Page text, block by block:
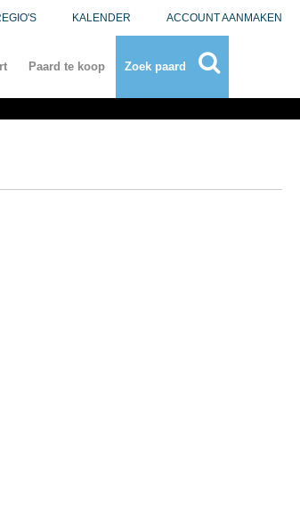
KALENDER ACCOUNT AANMAKEN
Paard te koop Zoek paard